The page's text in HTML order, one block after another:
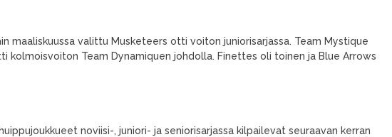
maaliskuussa valittu Musketeers otti voiton juniorisarjassa. Team Mystique
kolmoisvoiton Team Dynamiquen johdolla. Finettes oli toinen ja Blue Arrows
noviisi-, juniori- ja seniorisarjassa kilpailevat seuraavan kerran